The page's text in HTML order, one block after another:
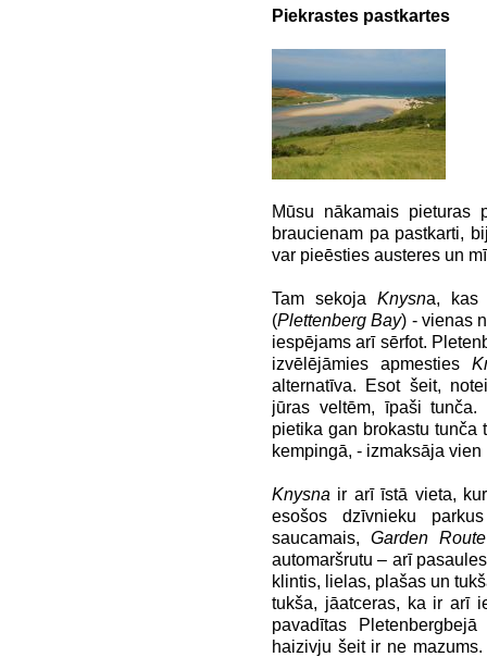
Piekrastes pastkartes
Mūsu nākamais pieturas
braucienam pa pastkarti,
var pieēsties austeres un
Tam sekoja Knysna, kas
(Plettenberg Bay) - vienas
iespējams arī sērfot.
izvēlējāmies apmesties
alternatīva. Esot šeit,
jūras veltēm, īpaši
pietika gan brokastu tunča
kempingā, - izmaksāja vien
Knysna ir arī īstā vieta,
esošos dzīvnieku
saucamais, Garden Route
automaršrutu – arī
klintis, lielas, plašas un
tukša, jāatceras, ka ir arī
pavadītas
haizivju šeit ir ne